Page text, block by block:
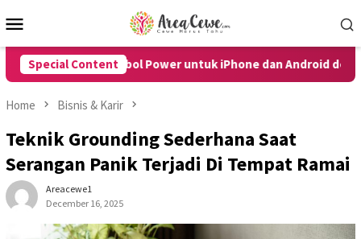
to
Menu
Special Content
Tombol Power untuk iPhone dan Android dengan Mudah
Home Bisnis & Karir
Teknik Grounding Sederhana Saat
Serangan Panik Terjadi Di Tempat Ramai
Areacewe1
December 16, 2025